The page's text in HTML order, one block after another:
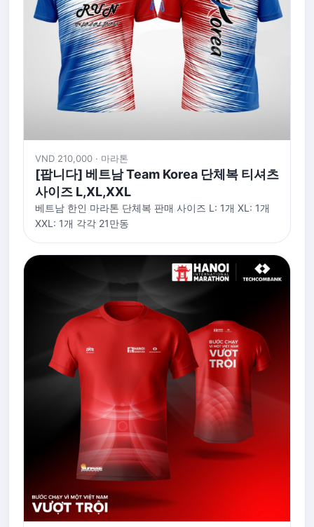
VND 210,000 · 마라톤
[팝니다] 베트남 Team Korea 단체복 티셔츠
사이즈 L,XL,XXL
베트남 한인 마라톤 단체복 판매 사이즈 L: 1개 XL: 1개
XXL: 1개 각각 21만동